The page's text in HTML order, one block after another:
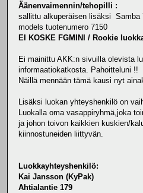
Äänenvaimennin/tehopilli :
sallittu alkuperäisen lisäksi Samba
models tuotenumero 7150
EI KOSKE FGMINI / Rookie
Ei mainittu AKK:n sivuilla olevista
informaatiokatkosta. Pahoitteluni !!
Näillä mennään tämä kausi nyt
Lisäksi luokan yhteyshenkilö on
Luokalla oma vasappiryhmä,joka
ja johon toivon kaikkien kuskien/
kiinnostuneiden liittyvän.
Luokkayhteyshenkilö:
Kai Jansson (KyPak)
Ahtialantie 179